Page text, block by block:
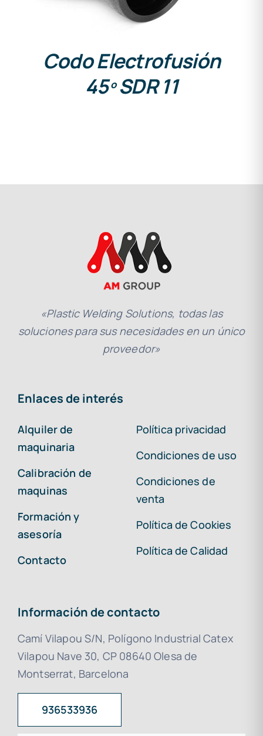
Codo Electrofusión
45º SDR 11
«Plastic Welding Solutions, todas las
soluciones para sus necesidades en un único
proveedor»
Enlaces de interés
Alquiler de
maquinaria
Calibración de
maquinas
Formación y
asesoría
Contacto
Política privacidad
Condiciones de uso
Condiciones de
venta
Política de Cookies
Política de Calidad
Información de contacto
Camí Vilapou S/N, Polígono Industrial Catex
Vilapou Nave 30, CP 08640 Olesa de
Montserrat, Barcelona
936533936